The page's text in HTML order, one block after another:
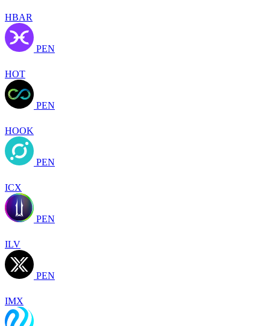
HBAR
PEN
HOT
PEN
HOOK
PEN
ICX
PEN
ILV
PEN
IMX